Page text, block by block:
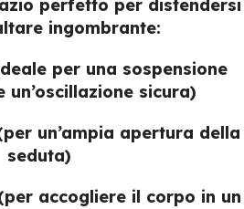
perfetto per distendersi
ingombrante:
per una sospensione
sicura)
un’ampia apertura della
seduta)
accogliere il corpo in un